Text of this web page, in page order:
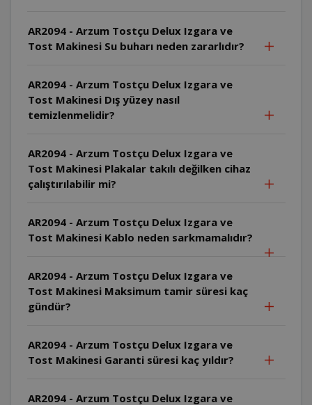
AR2094 - Arzum Tostçu Delux Izgara ve
Tost Makinesi Su buharı neden zararlıdır?
AR2094 - Arzum Tostçu Delux Izgara ve
Tost Makinesi Dış yüzey nasıl
temizlenmelidir?
AR2094 - Arzum Tostçu Delux Izgara ve
Tost Makinesi Plakalar takılı değilken cihaz
çalıştırılabilir mi?
AR2094 - Arzum Tostçu Delux Izgara ve
Tost Makinesi Kablo neden sarkmamalıdır?
AR2094 - Arzum Tostçu Delux Izgara ve
Tost Makinesi Maksimum tamir süresi kaç
gündür?
AR2094 - Arzum Tostçu Delux Izgara ve
Tost Makinesi Garanti süresi kaç yıldır?
AR2094 - Arzum Tostçu Delux Izgara ve